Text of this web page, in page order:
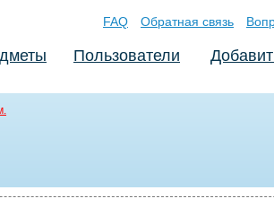
FAQ Обратная связь
Пользователи